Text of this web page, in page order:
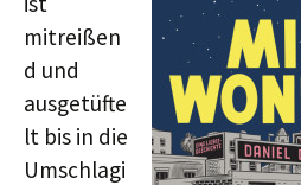
mitreißen
d und
ausgetüfte
lt bis in die
Umschlagi